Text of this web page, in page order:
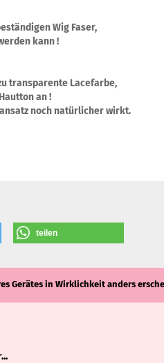
Wig Faser,
kann !
transparente Lacefarbe,
an !
noch natürlicher wirkt.
teilen
Gerätes in Wirklichkeit anders